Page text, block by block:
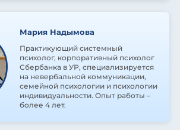
Мария Надымова
Практикующий системный
психолог, корпоративный психолог
Сбербанка в УР, специализируется
на невербальной коммуникации,
семейной психологии и психологии
индивидуальности. Опыт работы –
более 4 лет.